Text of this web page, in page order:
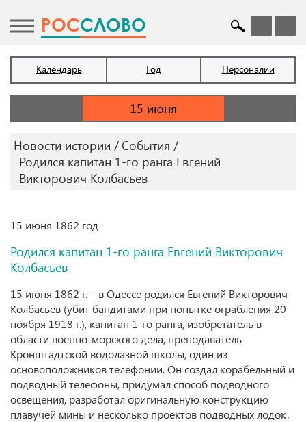
POCСЛОВО
Календарь Год Персоналии
Новости истории
События
Родился капитан 1-го ранга Евгений
Викторович Колбасьев
15 июня 1862 год
Родился капитан 1-го ранга Евгений Викторович
Колбасьев
15 июня 1862 г. – в Одессе родился Евгений Викторович
Колбасьев (убит бандитами при попытке ограбления 20
ноября 1918 г.), капитан 1-го ранга, изобретатель в
области военно-морского дела, преподаватель
Кронштадтской водолазной школы, один из
основоположников телефонии. Он создал корабельный и
подводный телефоны, придумал способ подводного
освещения, разработал оригинальную конструкцию
плавучей мины и несколько проектов подводных лодок.